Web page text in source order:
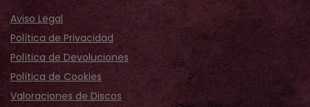
Aviso Legal
Política de Privacidad
Política de Devoluciones
Política de Cookies
Valoraciones de Discos